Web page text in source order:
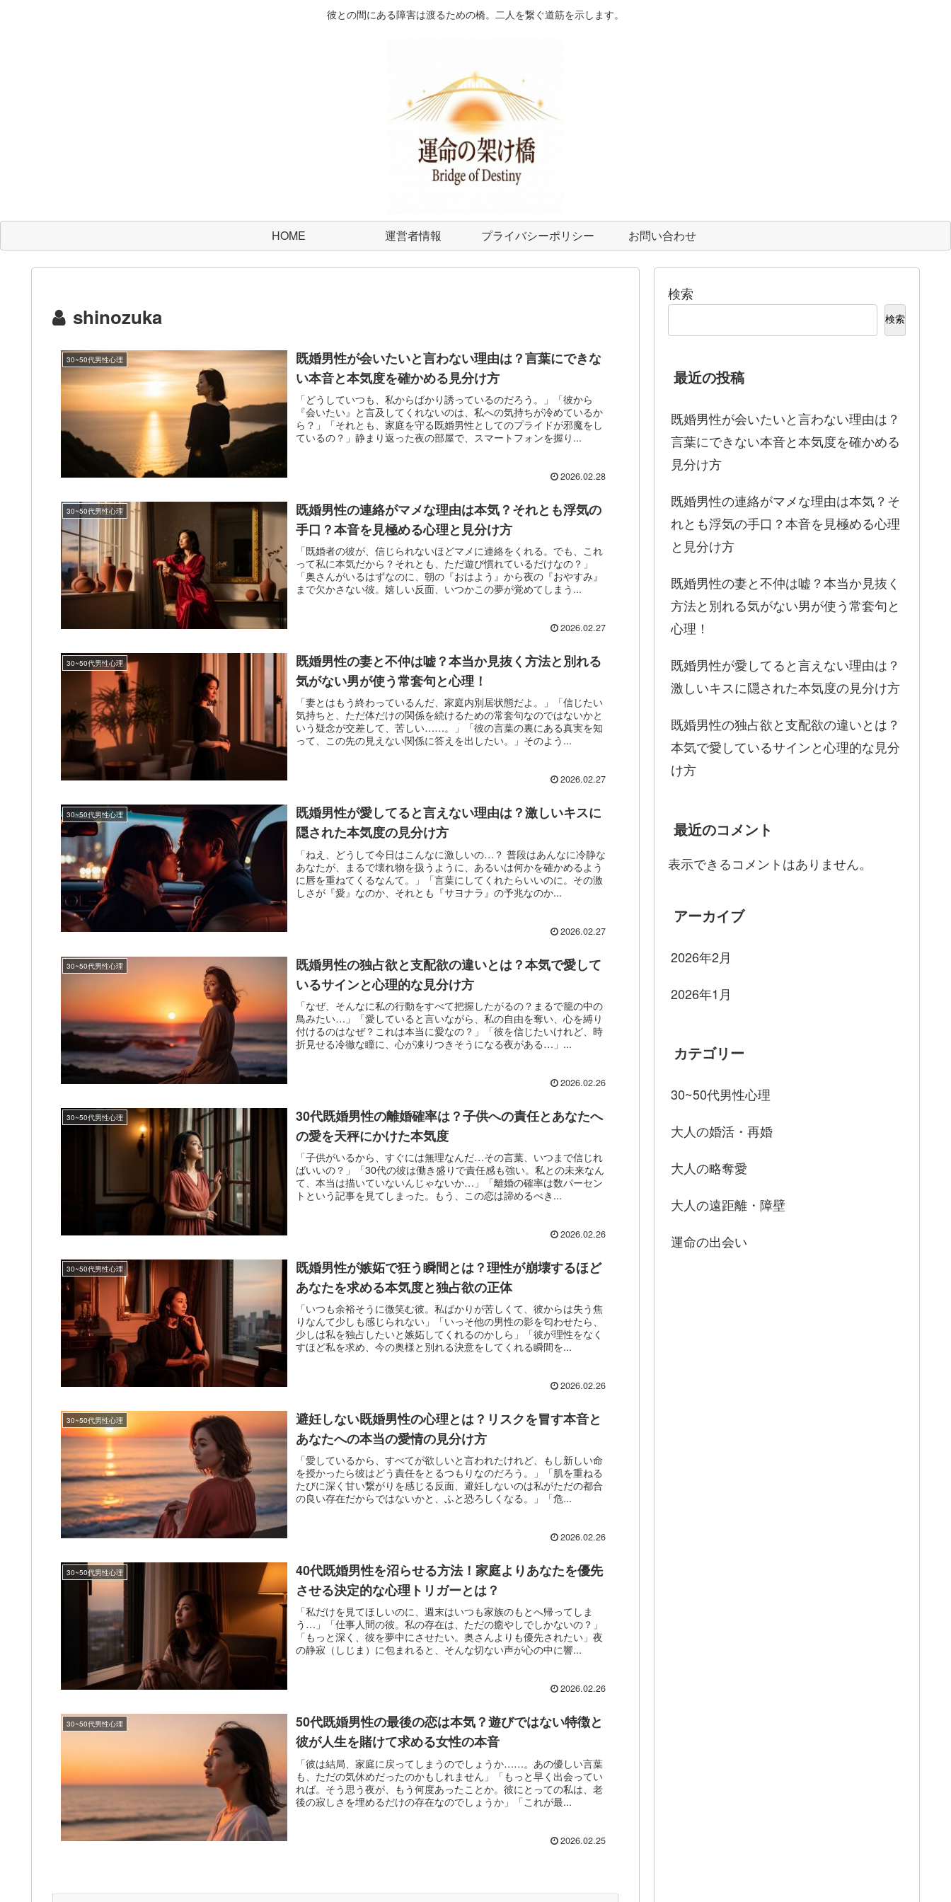
彼との間にある障害は渡るための橋。二人を繋ぐ道筋を示します。
HOME 運営者情報 プライバシーポリシー お問い合わせ
shinozuka
30~50代男性心理
既婚男性が会いたいと言わない理由は？言葉にできな
い本音と本気度を確かめる見分け方
「どうしていつも、私からばかり誘っているのだろう。」「彼から
『会いたい』と言及してくれないのは、私への気持ちが冷めているか
ら？」「それとも、家庭を守る既婚男性としてのプライドが邪魔をし
ているの？」静まり返った夜の部屋で、スマートフォンを握り...
2026.02.28
30~50代男性心理
既婚男性の連絡がマメな理由は本気？それとも浮気の
手口？本音を見極める心理と見分け方
「既婚者の彼が、信じられないほどマメに連絡をくれる。でも、これ
って私に本気だから？それとも、ただ遊び慣れているだけなの？」
「奥さんがいるはずなのに、朝の『おはよう』から夜の『おやすみ』
まで欠かさない彼。嬉しい反面、いつかこの夢が覚めてしまう...
2026.02.27
30~50代男性心理
既婚男性の妻と不仲は嘘？本当か見抜く方法と別れる
気がない男が使う常套句と心理！
「妻とはもう終わっているんだ、家庭内別居状態だよ。」「信じたい
気持ちと、ただ体だけの関係を続けるための常套句なのではないかと
いう疑念が交差して、苦しい……。」「彼の言葉の裏にある真実を知
って、この先の見えない関係に答えを出したい。」そのよう...
2026.02.27
30~50代男性心理
既婚男性が愛してると言えない理由は？激しいキスに
隠された本気度の見分け方
「ねえ、どうして今日はこんなに激しいの…？ 普段はあんなに冷静な
あなたが、まるで壊れ物を扱うように、あるいは何かを確かめるよう
に唇を重ねてくるなんて。」「言葉にしてくれたらいいのに。その激
しさが『愛』なのか、それとも『サヨナラ』の予兆なのか...
2026.02.27
30~50代男性心理
既婚男性の独占欲と支配欲の違いとは？本気で愛して
いるサインと心理的な見分け方
「なぜ、そんなに私の行動をすべて把握したがるの？まるで籠の中の
鳥みたい…」「愛していると言いながら、私の自由を奪い、心を縛り
付けるのはなぜ？これは本当に愛なの？」「彼を信じたいけれど、時
折見せる冷徹な瞳に、心が凍りつきそうになる夜がある…」...
2026.02.26
30~50代男性心理
30代既婚男性の離婚確率は？子供への責任とあなたへ
の愛を天秤にかけた本気度
「子供がいるから、すぐには無理なんだ…その言葉、いつまで信じれ
ばいいの？」「30代の彼は働き盛りで責任感も強い。私との未来なん
て、本当は描いていないんじゃないか…」「離婚の確率は数パーセン
トという記事を見てしまった。もう、この恋は諦めるべき...
2026.02.26
30~50代男性心理
既婚男性が嫉妬で狂う瞬間とは？理性が崩壊するほど
あなたを求める本気度と独占欲の正体
「いつも余裕そうに微笑む彼。私ばかりが苦しくて、彼からは失う焦
りなんて少しも感じられない」「いっそ他の男性の影を匂わせたら、
少しは私を独占したいと嫉妬してくれるのかしら」「彼が理性をなく
すほど私を求め、今の奥様と別れる決意をしてくれる瞬間を...
2026.02.26
30~50代男性心理
避妊しない既婚男性の心理とは？リスクを冒す本音と
あなたへの本当の愛情の見分け方
「愛しているから、すべてが欲しいと言われたけれど、もし新しい命
を授かったら彼はどう責任をとるつもりなのだろう。」「肌を重ねる
たびに深く甘い繋がりを感じる反面、避妊しないのは私がただの都合
の良い存在だからではないかと、ふと恐ろしくなる。」「危...
2026.02.26
30~50代男性心理
40代既婚男性を沼らせる方法！家庭よりあなたを優先
させる決定的な心理トリガーとは？
「私だけを見てほしいのに、週末はいつも家族のもとへ帰ってしま
う…」「仕事人間の彼。私の存在は、ただの癒やしでしかないの？」
「もっと深く、彼を夢中にさせたい。奥さんよりも優先されたい」夜
の静寂（しじま）に包まれると、そんな切ない声が心の中に響...
2026.02.26
30~50代男性心理
50代既婚男性の最後の恋は本気？遊びではない特徴と
彼が人生を賭けて求める女性の本音
「彼は結局、家庭に戻ってしまうのでしょうか……。あの優しい言葉
も、ただの気休めだったのかもしれません」「もっと早く出会ってい
れば。そう思う夜が、もう何度あったことか。彼にとっての私は、老
後の寂しさを埋めるだけの存在なのでしょうか」「これが最...
2026.02.25
検索
検索
最近の投稿
既婚男性が会いたいと言わない理由は？
言葉にできない本音と本気度を確かめる
見分け方
既婚男性の連絡がマメな理由は本気？そ
れとも浮気の手口？本音を見極める心理
と見分け方
既婚男性の妻と不仲は嘘？本当か見抜く
方法と別れる気がない男が使う常套句と
心理！
既婚男性が愛してると言えない理由は？
激しいキスに隠された本気度の見分け方
既婚男性の独占欲と支配欲の違いとは？
本気で愛しているサインと心理的な見分
け方
最近のコメント
表示できるコメントはありません。
アーカイブ
2026年2月
2026年1月
カテゴリー
30~50代男性心理
大人の婚活・再婚
大人の略奪愛
大人の遠距離・障壁
運命の出会い